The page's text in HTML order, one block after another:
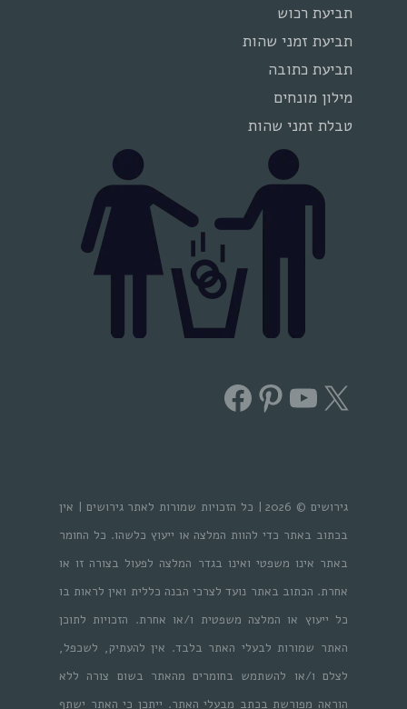
תביעת רכוש
תביעת זמני שהות
תביעת כתובה
מילון מונחים
טבלת זמני שהות
X
YouTube
Pinterest
Facebook
גירושים © 2026 | כל הזכויות שמורות לאתר גירושים | אין
בכתוב באתר כדי להוות המלצה או ייעוץ כלשהו. כל החומר
באתר אינו משפטי ואינו בגדר המלצה לפעול בצורה זו או
אחרת. הכתוב באתר נועד לצרכי הבנה כללית ואין לראות בו
כל ייעוץ או המלצה משפטית ו/או אחרת. הזכויות לתוכן
האתר שמורות לבעלי האתר בלבד. אין להעתיק, לשכפל,
לצלם ו/או להשתמש בחומרים מהאתר בשום צורה ללא
הוראה מפורשת בכתב מבעלי האתר. ייתכן כי האתר ישתף